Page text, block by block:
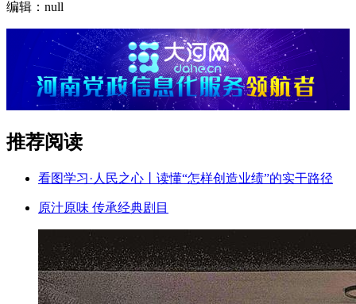
编辑：null
推荐阅读
看图学习·人民之心丨读懂“怎样创造业绩”的实干路径
原汁原味 传承经典剧目